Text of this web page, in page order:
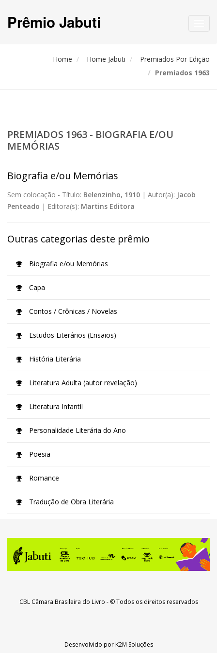
Prêmio Jabuti
Home Home Jabuti
Premiados Por Edição
Premiados 1963
PREMIADOS 1963 - BIOGRAFIA E/OU
MEMÓRIAS
Biografia e/ou Memórias
Sem colocação - Título: Belenzinho, 1910 | Autor(a): Jacob
Penteado | Editora(s): Martins Editora
Outras categorias deste prêmio
Biografia e/ou Memórias
Capa
Contos / Crônicas / Novelas
Estudos Literários (Ensaios)
História Literária
Literatura Adulta (autor revelação)
Literatura Infantil
Personalidade Literária do Ano
Poesia
Romance
Tradução de Obra Literária
CBL Câmara Brasileira do Livro - © Todos os direitos reservados
Desenvolvido porK2M Soluções